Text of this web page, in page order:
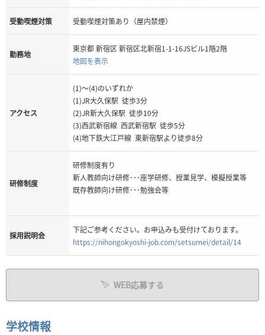
受動喫煙対策 受動喫煙対策あり（屋内禁煙）
勤務地
東京都 新宿区 新宿区北新宿1-1-16JSビル1階2階
地図を表示
アクセス
(1)～(4)のいずれか
(1)JR大久保駅 徒歩3分
(2)JR新大久保駅 徒歩10分
(3)西武新宿線 西武新宿駅 徒歩5分
(4)地下鉄大江戸線 東新宿駅より徒歩8分
研修制度
研修制度有り
新人教師向け研修･･･座学研修、授業見学、模擬授業等
既存教師向け研修･･･勉強会等
採用説明会
下記ご参考ください。お申込みも受付けております。
https://nihongokyoshi-job.com/setsumei/detail/14
WEB応募する
学校情報